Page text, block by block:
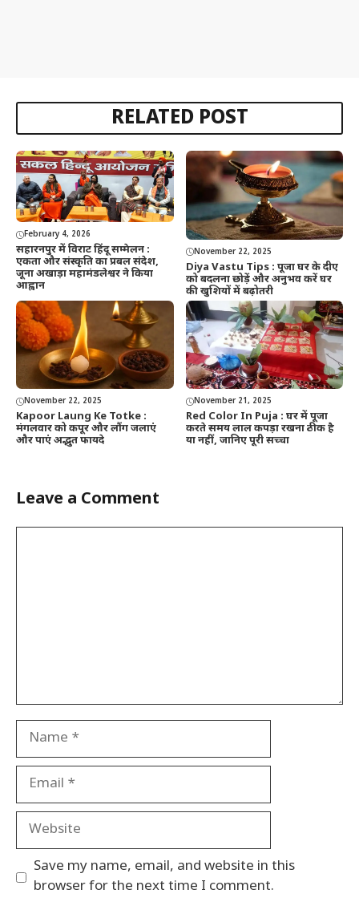
RELATED POST
February 4, 2026
सहारनपुर में विराट हिंदू सम्मेलन :
एकता और संस्कृति का प्रबल संदेश,
जूना अखाड़ा महामंडलेश्वर ने किया
आह्वान
November 22, 2025
Diya Vastu Tips : पूजा घर के दीए
को बदलना छोड़ें और अनुभव करें घर
की खुशियों में बढ़ोतरी
November 22, 2025
Kapoor Laung Ke Totke :
मंगलवार को कपूर और लौंग जलाएं
और पाएं अद्भुत फायदे
November 21, 2025
Red Color In Puja : घर में पूजा
करते समय लाल कपड़ा रखना ठीक है
या नहीं, जानिए पूरी सच्चा
Leave a Comment
Name
Email
Website
Save my name, email, and website in this
browser for the next time I comment.